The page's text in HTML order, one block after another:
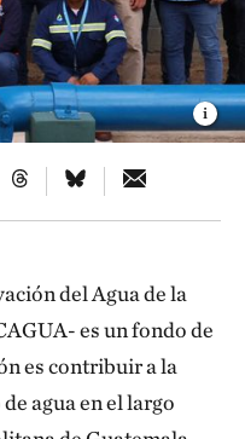
del Agua de la
es un fondo de
es contribuir a la
agua en el largo